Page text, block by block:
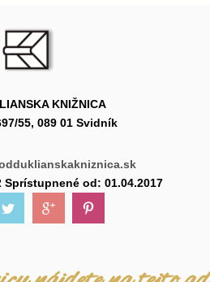
KNIŽNICA
55, 089 01 Svidník
Sprístupnené od: 01.04.2017